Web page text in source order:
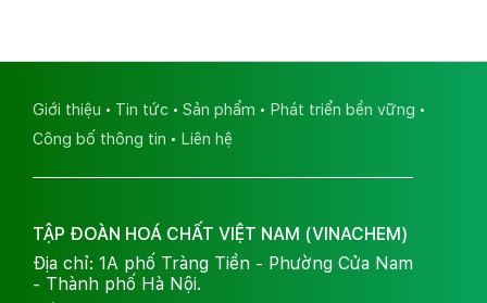
Giới thiệu Tin tức Sản phẩm
Phát triển bền vững
Công bố thông tin
Liên hệ
TẬP ĐOÀN HOÁ CHẤT VIỆT NAM (VINACHEM)
Địa chỉ: 1A phố Tràng Tiền - Phường Cửa Nam
- Thành phố Hà Nội.